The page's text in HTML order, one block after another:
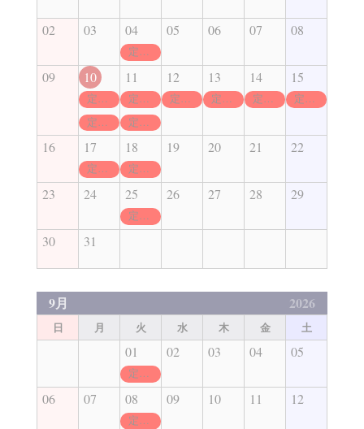
02 03 04
定休日
05 06 07 08
09 10
定休日
定休日
11
定休日
定休日
12
定休日
13
定休日
14
定休日
15
定休日
16 17
定休日
18
定休日
19 20 21 22
23 24 25
定休日
26 27 28 29
30 31
9月 2026
日 月 火 水 木 金 土
01
定休日
02 03 04 05
06 07 08
定休日
09 10 11 12